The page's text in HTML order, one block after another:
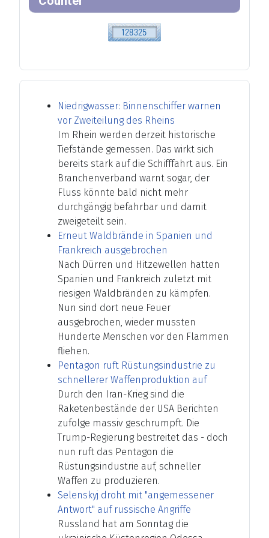
Niedrigwasser: Binnenschiffer warnen
vor Zweiteilung des Rheins
Im Rhein werden derzeit historische
Tiefstände gemessen. Das wirkt sich
bereits stark auf die Schifffahrt aus. Ein
Branchenverband warnt sogar, der
Fluss könnte bald nicht mehr
durchgängig befahrbar und damit
zweigeteilt sein.
Erneut Waldbrände in Spanien und
Frankreich ausgebrochen
Nach Dürren und Hitzewellen hatten
Spanien und Frankreich zuletzt mit
riesigen Waldbränden zu kämpfen.
Nun sind dort neue Feuer
ausgebrochen, wieder mussten
Hunderte Menschen vor den Flammen
fliehen.
Pentagon ruft Rüstungsindustrie zu
schnellerer Waffenproduktion auf
Durch den Iran-Krieg sind die
Raketenbestände der USA Berichten
zufolge massiv geschrumpft. Die
Trump-Regierung bestreitet das - doch
nun ruft das Pentagon die
Rüstungsindustrie auf, schneller
Waffen zu produzieren.
Selenskyj droht mit "angemessener
Antwort" auf russische Angriffe
Russland hat am Sonntag die